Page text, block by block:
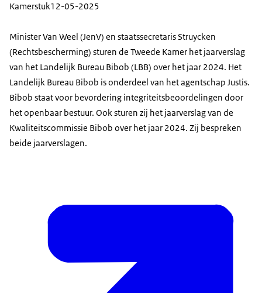
Kamerstuk12-05-2025
Minister Van Weel (JenV) en staatssecretaris Struycken
(Rechtsbescherming) sturen de Tweede Kamer het jaarverslag
van het Landelijk Bureau Bibob (LBB) over het jaar 2024. Het
Landelijk Bureau Bibob is onderdeel van het agentschap Justis.
Bibob staat voor bevordering integriteitsbeoordelingen door
het openbaar bestuur. Ook sturen zij het jaarverslag van de
Kwaliteitscommissie Bibob over het jaar 2024. Zij bespreken
beide jaarverslagen.